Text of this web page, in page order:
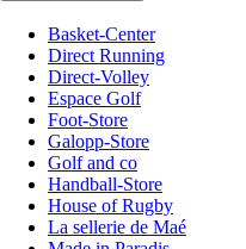
Basket-Center
Direct Running
Direct-Volley
Espace Golf
Foot-Store
Galopp-Store
Golf and co
Handball-Store
House of Rugby
La sellerie de Maé